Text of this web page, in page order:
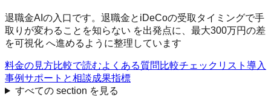
退職金AIの入口です。退職金とiDeCoの受取タイミングで手
取りが変わることを知らない を出発点に、最大300万円の差
を可視化 へ進めるように整理しています
料金の見方比較で読むよくある質問 比較チェックリスト 導入
事例サポートと相談成果指標
すべての section を見る